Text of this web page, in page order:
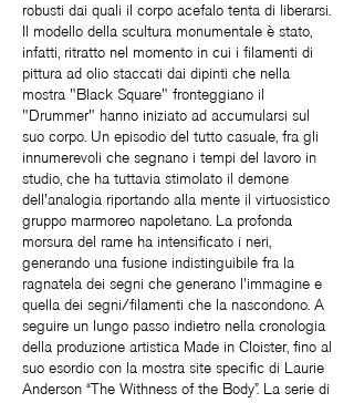
robusti dai quali il corpo acefalo tenta di liberarsi.
Il modello della scultura monumentale è stato,
infatti, ritratto nel momento in cui i filamenti di
pittura ad olio staccati dai dipinti che nella
mostra "Black Square" fronteggiano il
"Drummer" hanno iniziato ad accumularsi sul
suo corpo. Un episodio del tutto casuale, fra gli
innumerevoli che segnano i tempi del lavoro in
studio, che ha tuttavia stimolato il demone
dell'analogia riportando alla mente il virtuosistico
gruppo marmoreo napoletano. La profonda
morsura del rame ha intensificato i neri,
generando una fusione indistinguibile fra la
ragnatela dei segni che generano l'immagine e
quella dei segni/filamenti che la nascondono. A
seguire un lungo passo indietro nella cronologia
della produzione artistica Made in Cloister, fino al
suo esordio con la mostra site specific di Laurie
Anderson “The Withness of the Body”. La serie di